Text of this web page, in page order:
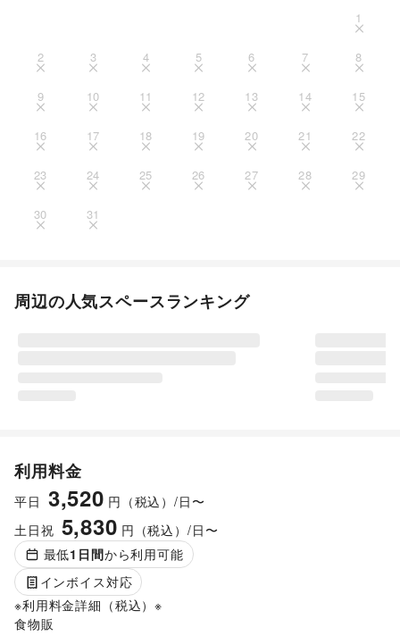
1
2 3 4 5 6 7 8
9 10 11 12 13 14 15
16 17 18 19 20 21 22
23 24 25 26 27 28 29
30 31
周辺の人気スペースランキング
利用料金
平日 3,520 円（税込）/日〜
土日祝 5,830 円（税込）/日〜
最低1 日間から利用可能
インボイス対応
※利用料金詳細（税込）※
食物販